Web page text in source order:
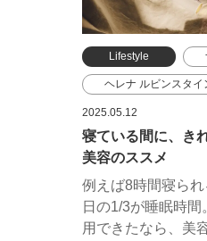
Lifestyle
ヘレナ ルビンスタイ
クリニーク
THREE コ
エスティ ローダー
2025.05.12
寝ている間に、き
美容のススメ
例えば8時間寝ら
日の1/3が睡眠時
用できたなら、美